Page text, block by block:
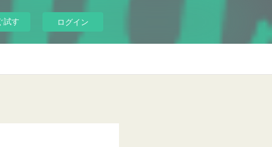
試す ログイン